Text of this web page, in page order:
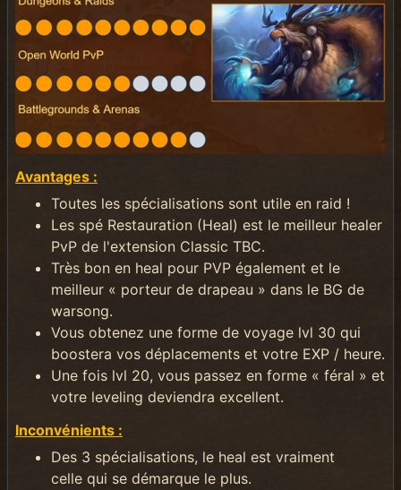
Avantages :
Toutes les spécialisations sont utile en raid !
Les spé Restauration (Heal) est le meilleur healer
PvP de l'extension Classic TBC.
Très bon en heal pour PVP également et le
meilleur « porteur de drapeau » dans le BG de
warsong.
Vous obtenez une forme de voyage lvl 30 qui
boostera vos déplacements et votre EXP / heure.
Une fois lvl 20, vous passez en forme « féral » et
votre leveling deviendra excellent.
Inconvénients :
Des 3 spécialisations, le heal est vraiment
celle qui se démarque le plus.